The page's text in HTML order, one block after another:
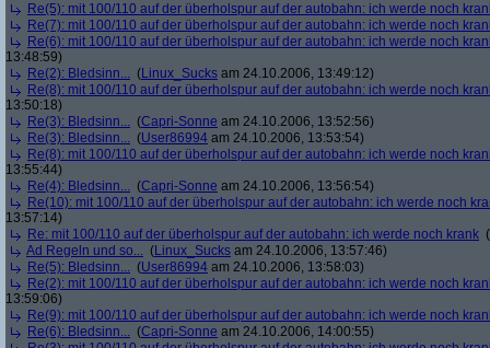
Re(5): mit 100/110 auf der überholspur auf der autobahn: ich werde noch
Re(7): mit 100/110 auf der überholspur auf der autobahn: ich werde noch
Re(6): mit 100/110 auf der überholspur auf der autobahn: ich werde noch
13:48:59)
Re(2): Bledsinn... (Linux_Sucks am 24.10.2006, 13:49:12)
Re(8): mit 100/110 auf der überholspur auf der autobahn: ich werde noch
13:50:18)
Re(3): Bledsinn... (Capri-Sonne am 24.10.2006, 13:52:56)
Re(3): Bledsinn... (User86994 am 24.10.2006, 13:53:54)
Re(8): mit 100/110 auf der überholspur auf der autobahn: ich werde noch
13:55:44)
Re(4): Bledsinn... (Capri-Sonne am 24.10.2006, 13:56:54)
Re(10): mit 100/110 auf der überholspur auf der autobahn: ich werde noch
13:57:14)
Re: mit 100/110 auf der überholspur auf der autobahn: ich werde noch krank (
Ad Regeln und so... (Linux_Sucks am 24.10.2006, 13:57:46)
Re(5): Bledsinn... (User86994 am 24.10.2006, 13:58:03)
Re(2): mit 100/110 auf der überholspur auf der autobahn: ich werde noch
13:59:06)
Re(9): mit 100/110 auf der überholspur auf der autobahn: ich werde noch
Re(6): Bledsinn... (Capri-Sonne am 24.10.2006, 14:00:55)